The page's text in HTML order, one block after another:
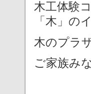
木工体験
「木」の
木のプラ
ご家族み